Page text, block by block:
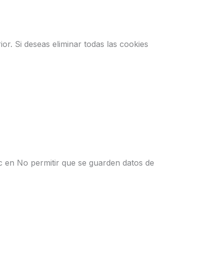
Si deseas eliminar todas las cookies
en No permitir que se guarden datos de